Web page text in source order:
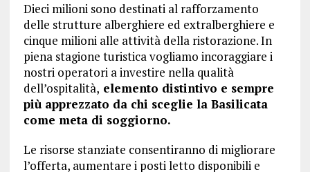
Dieci milioni sono destinati al rafforzamento
delle strutture alberghiere ed extralberghiere e
cinque milioni alle attività della ristorazione. In
piena stagione turistica vogliamo incoraggiare i
nostri operatori a investire nella qualità
dell’ospitalità, elemento distintivo e sempre
più apprezzato da chi sceglie la Basilicata
come meta di soggiorno.
Le risorse stanziate consentiranno di migliorare
l’offerta, aumentare i posti letto disponibili e